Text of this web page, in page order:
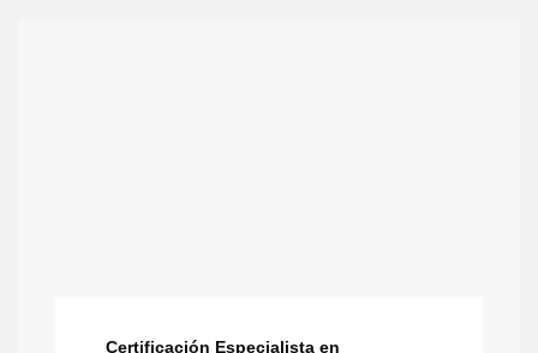
Certificación Especialista en